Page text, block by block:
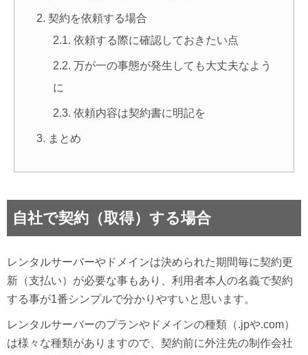
契約を依頼する場合
依頼する際に確認しておきたい点
万が一の事態が発生しても大丈夫なよう
に
依頼内容は契約書に明記を
まとめ
自社で契約（取得）する場合
レンタルサーバーやドメインは決められた期間毎に契約更
新（支払い）が必要な事もあり、利用者本人の名義で契約
する事が1番シンプルで分かりやすいと思います。
レンタルサーバーのプランやドメインの種類（.jpや.com）
は様々な種類がありますので、契約前に外注先の制作会社